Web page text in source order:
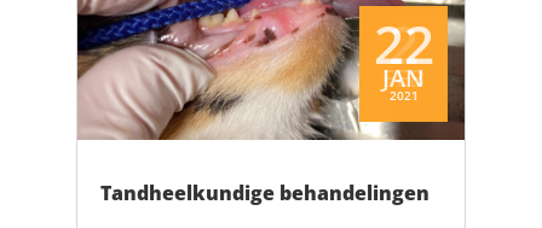
2
FEB
2023
9
MRT
2021
2
FEB
2023
22
JAN
2021
Tandheelkundige behandelingen